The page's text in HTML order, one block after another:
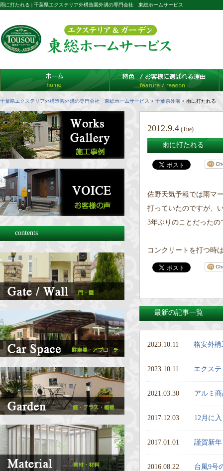
雨に打たれる | 千葉県エクステリア外構造園外溝の専門会社 東総ホームサービス
千葉県エクステリア外構造園外溝の専門会社 東総ホームサービス > 千葉県外溝 > 雨に打たれる
2012.9.4 (Tue)
雨に打たれる
佐野天気予報では雨マ
打っていたのですが、
3年ぶりのことだった
コンクリートを打つ時
最新の記事一覧
2023.10.11 格安外
2023.10.11 エクス
2021.03.30 アルミ
2017.12.03 12月に
2017.01.01 謹賀新年
2016.08.22 台風9号
contents